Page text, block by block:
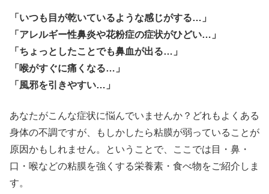
「いつも目が乾いているような感じがする…」
「アレルギー性鼻炎や花粉症の症状がひどい…」
「ちょっとしたことでも鼻血が出る…」
「喉がすぐに痛くなる…」
「風邪を引きやすい…」
あなたがこんな症状に悩んでいませんか？どれもよくある
身体の不調ですが、もしかしたら粘膜が弱っていることが
原因かもしれません。ということで、ここでは目・鼻・
口・喉などの粘膜を強くする栄養素・食べ物をご紹介しま
す。